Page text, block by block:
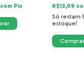
com Pix R$13,09
Só restam
estoque!